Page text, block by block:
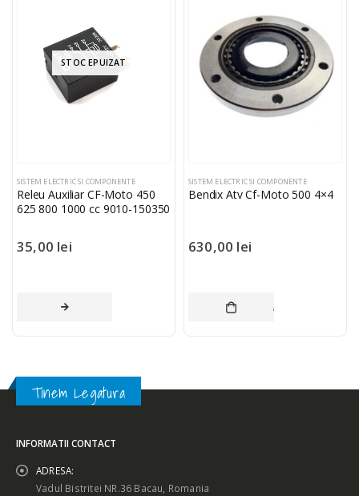
STOC EPUIZAT
SISTEM ELECTRIC SI COMPONENTE
Releu Auxiliar CF-Moto 450
625 800 1000 cc 9010-150350
35,00 lei
SISTEM ELECTRIC SI COMPONENTE
Bendix Atv Cf-Moto 500 4×4
630,00 lei
ADAUGĂ ÎN COȘ
Tinem Legatura
INFORMATII CONTACT
ADRESA:
Vadul Bistritei NR.36 Bacau, Romania